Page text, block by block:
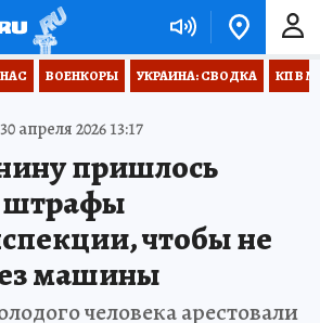
ВОЕНКОРЫ УКРАИНА: СВОДКА КП В
30 апреля 2026 13:17
пришлось
штрафы
чтобы не
машины
человека арестовали